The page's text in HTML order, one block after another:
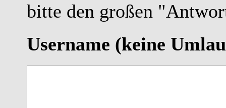
bitte den großen
Username (keine